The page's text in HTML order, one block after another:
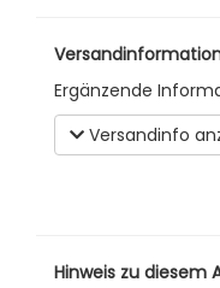
Ergänzende
Versandinfo
Hinweis zu diesem